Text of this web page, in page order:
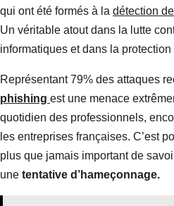
qui ont été formés à la détection
Un véritable atout dans la lutte
informatiques et dans la
Représentant 79% des attaques
phishing est une menace
quotidien des professionnels,
les entreprises françaises. C’est
plus que jamais important de
une tentative d’hameçonnage.